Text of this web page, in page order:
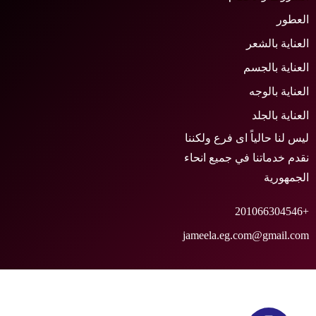
بالشعر
بالجسم
بالوجه
بالجلد
لنا حالياً اى فرع ولكننا
خدماتنا في جميع انحاء